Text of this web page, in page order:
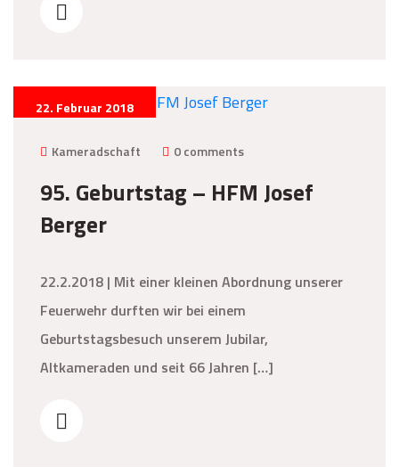
22. Februar 2018
Kameradschaft 0 comments
95. Geburtstag – HFM Josef
Berger
22.2.2018 | Mit einer kleinen Abordnung unserer
Feuerwehr durften wir bei einem
Geburtstagsbesuch unserem Jubilar,
Altkameraden und seit 66 Jahren […]